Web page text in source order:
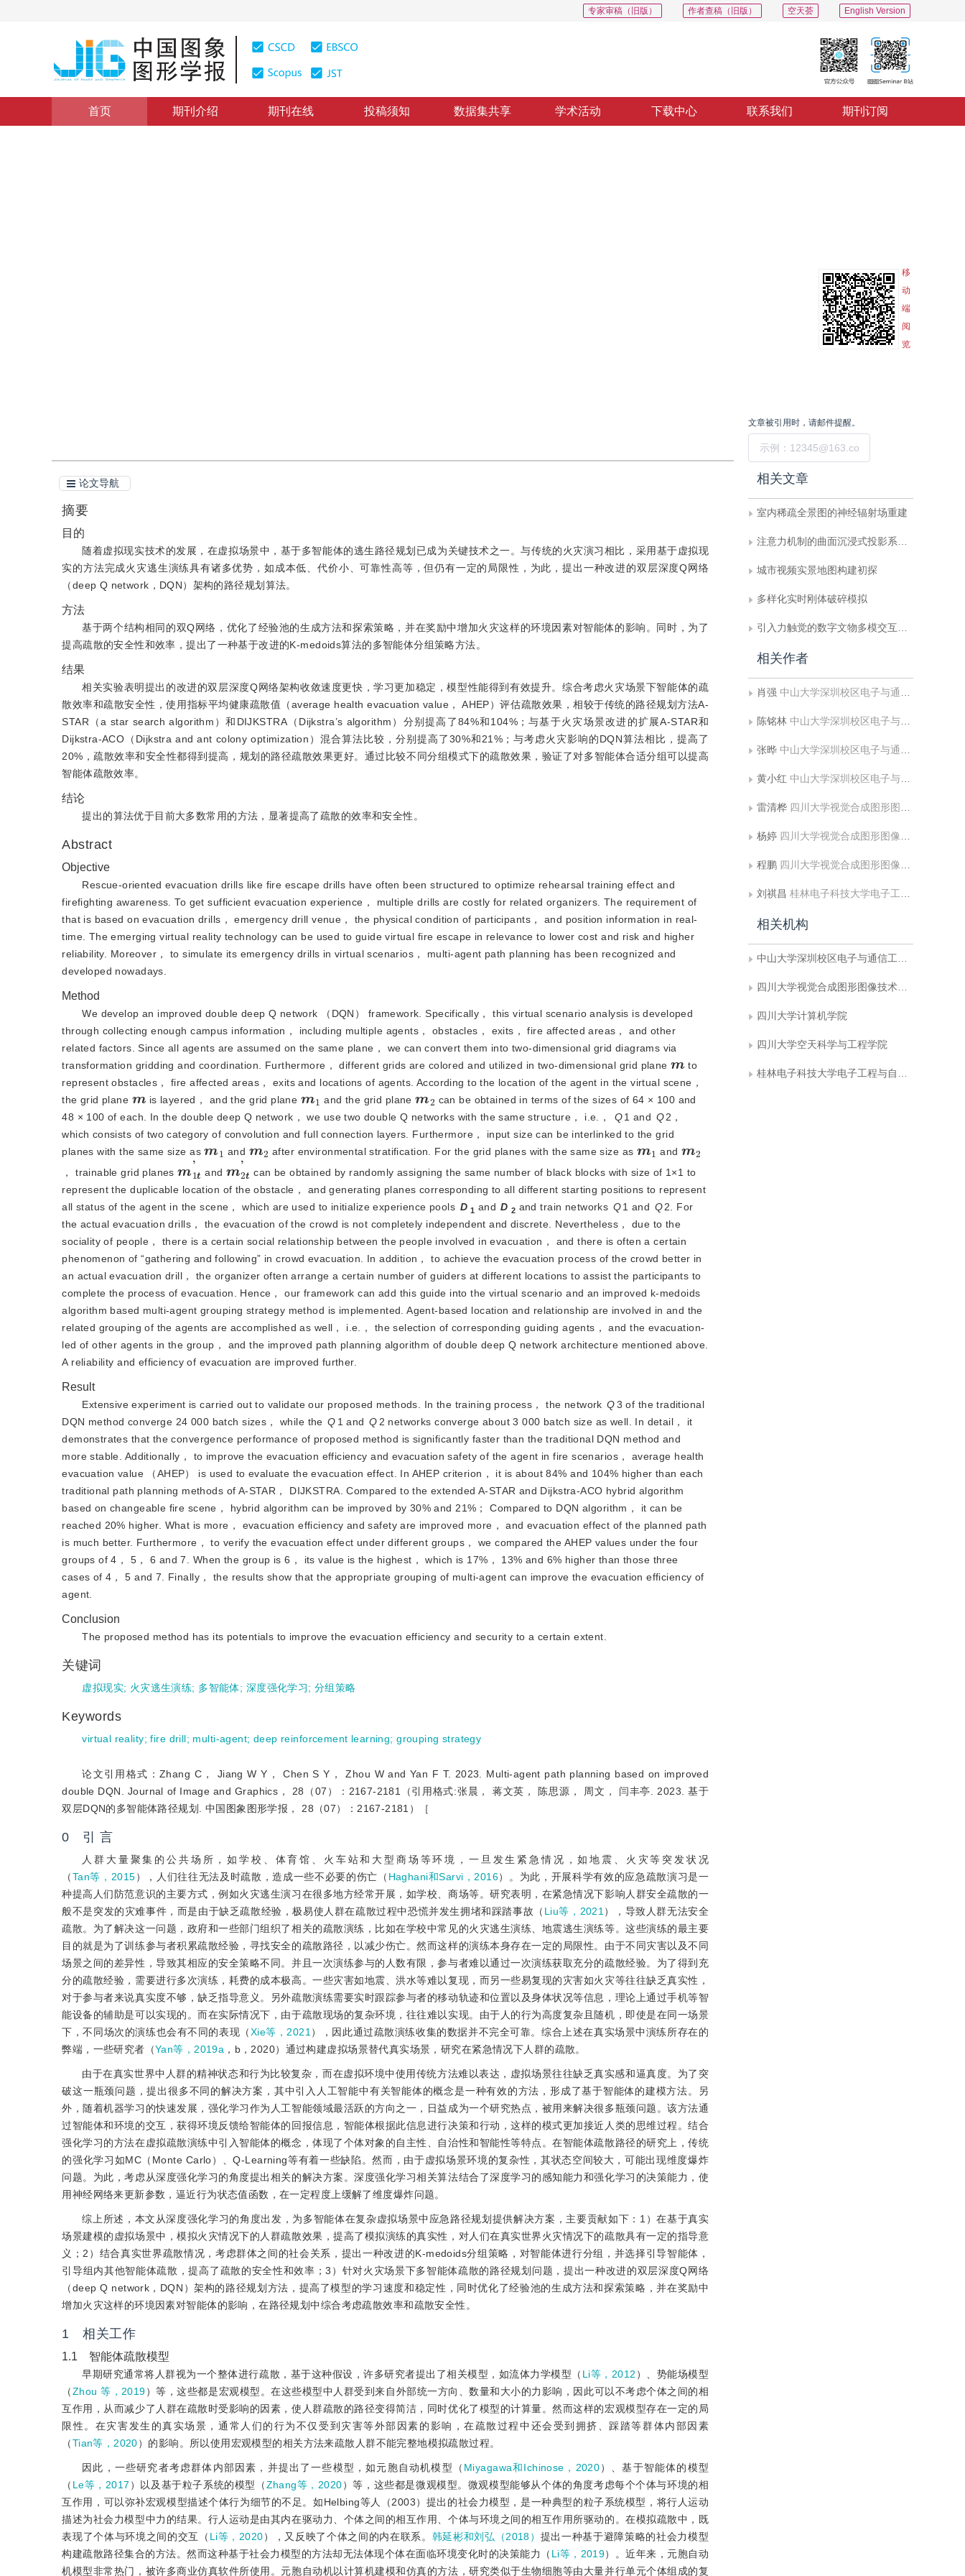
English Version
空天荟
作者查稿（旧版）
专家审稿（旧版）
首页 期刊介绍 期刊在线 投稿须知 数据集共享 学术活动 下载中心 联系我们 期刊订阅
移
动
端
阅
览
论文导航
摘要
目的
随着虚拟现实技术的发展，在虚拟场景中，基于多智能体的逃生路径规划已成为关键技术之一。与传统的火灾演习相比，采用基于虚拟现
实的方法完成火灾逃生演练具有诸多优势，如成本低、代价小、可靠性高等，但仍有一定的局限性，为此，提出一种改进的双层深度Q网络
（deep Q network，DQN）架构的路径规划算法。
方法
基于两个结构相同的双Q网络，优化了经验池的生成方法和探索策略，并在奖励中增加火灾这样的环境因素对智能体的影响。同时，为了
提高疏散的安全性和效率，提出了一种基于改进的K-medoids算法的多智能体分组策略方法。
结果
相关实验表明提出的改进的双层深度Q网络架构收敛速度更快，学习更加稳定，模型性能得到有效提升。综合考虑火灾场景下智能体的疏
散效率和疏散安全性，使用指标平均健康疏散值（average health evacuation value， AHEP）评估疏散效果，相较于传统的路径规划方法A-
STAR（a star search algorithm）和DIJKSTRA（Dijkstra’s algorithm）分别提高了84%和104%；与基于火灾场景改进的扩展A-STAR和
Dijkstra-ACO（Dijkstra and ant colony optimization）混合算法比较，分别提高了30%和21%；与考虑火灾影响的DQN算法相比，提高了
20%，疏散效率和安全性都得到提高，规划的路径疏散效果更好。通过比较不同分组模式下的疏散效果，验证了对多智能体合适分组可以提高
智能体疏散效率。
结论
提出的算法优于目前大多数常用的方法，显著提高了疏散的效率和安全性。
Abstract
Objective
Rescue-oriented evacuation drills like fire escape drills have often been structured to optimize rehearsal training effect and
firefighting awareness. To get sufficient evacuation experience， multiple drills are costly for related organizers. The requirement of
that is based on evacuation drills， emergency drill venue， the physical condition of participants， and position information in real-
time. The emerging virtual reality technology can be used to guide virtual fire escape in relevance to lower cost and risk and higher
reliability. Moreover， to simulate its emergency drills in virtual scenarios， multi-agent path planning has been recognized and
developed nowadays.
Method
We develop an improved double deep Q network （DQN） framework. Specifically， this virtual scenario analysis is developed
through collecting enough campus information， including multiple agents， obstacles， exits， fire affected areas， and other
related factors. Since all agents are assumed on the same plane， we can convert them into two-dimensional grid diagrams via
transformation gridding and coordination. Furthermore， different grids are colored and utilized in two-dimensional grid plane
to
represent obstacles， fire affected areas， exits and locations of agents. According to the location of the agent in the virtual scene，
the grid plane
is layered， and the grid plane and the grid plane
can be obtained in terms of the sizes of 64 × 100 and
48 × 100 of each. In the double deep Q network， we use two double Q networks with the same structure， i.e.，
Q1 and Q2，
which consists of two category of convolution and full connection layers. Furthermore， input size can be interlinked to the grid
planes with the same size as
m
and after environmental stratification. For the grid planes with the same size as
1
and
， trainable grid planes
1
and
2
can be obtained by randomly assigning the same number of black blocks with size of 1×1 to
represent the duplicable location of the obstacle， and generating planes corresponding to all different starting positions to represent
all status of the agent in the scene， which are used to initialize experience pools D 1 and D 2 and train networks Q1 and Q2. For
the actual evacuation drills， the evacuation of the crowd is not completely independent and discrete. Nevertheless， due to the
sociality of people， there is a certain social relationship between the people involved in evacuation， and there is often a certain
phenomenon of “gathering and following” in crowd evacuation. In addition， to achieve the evacuation process of the crowd better in
an actual evacuation drill， the organizer often arrange a certain number of guiders at different locations to assist the participants to
complete the process of evacuation. Hence， our framework can add this guide into the virtual scenario and an improved k-medoids
algorithm based multi-agent grouping strategy method is implemented. Agent-based location and relationship are involved in and the
related grouping of the agents are accomplished as well， i.e.， the selection of corresponding guiding agents， and the evacuation-
led of other agents in the group， and the improved path planning algorithm of double deep Q network architecture mentioned above.
A reliability and efficiency of evacuation are improved further.
Result
Extensive experiment is carried out to validate our proposed methods. In the training process， the network Q3 of the traditional
DQN method converge 24 000 batch sizes， while the Q 1 and Q 2 networks converge about 3 000 batch size as well. In detail， it
demonstrates that the convergence performance of proposed method is significantly faster than the traditional DQN method and
more stable. Additionally， to improve the evacuation efficiency and evacuation safety of the agent in fire scenarios， average health
evacuation value （AHEP） is used to evaluate the evacuation effect. In AHEP criterion， it is about 84% and 104% higher than each
traditional path planning methods of A-STAR， DIJKSTRA. Compared to the extended A-STAR and Dijkstra-ACO hybrid algorithm
based on changeable fire scene， hybrid algorithm can be improved by 30% and 21%； Compared to DQN algorithm， it can be
reached 20% higher. What is more， evacuation efficiency and safety are improved more， and evacuation effect of the planned path
is much better. Furthermore， to verify the evacuation effect under different groups， we compared the AHEP values under the four
groups of 4， 5， 6 and 7. When the group is 6， its value is the highest， which is 17%， 13% and 6% higher than those three
cases of 4， 5 and 7. Finally， the results show that the appropriate grouping of multi-agent can improve the evacuation efficiency of
agent.
Conclusion
The proposed method has its potentials to improve the evacuation efficiency and security to a certain extent.
关键词
虚拟现实; 火灾逃生演练; 多智能体; 深度强化学习;分组策略
Keywords
virtual reality;fire drill; multi-agent; deep reinforcement learning;grouping strategy
论文引用格式：Zhang C， Jiang W Y， Chen S Y， Zhou W and Yan F T. 2023. Multi-agent path planning based on improved
double DQN. Journal of Image and Graphics， 28（07）：2167-2181（引用格式:张晨， 蒋文英， 陈思源， 周文， 闫丰亭. 2023. 基于
双层DQN的多智能体路径规划. 中国图象图形学报， 28（07）：2167-2181）［
0 引 言
人群大量聚集的公共场所，如学校、体育馆、火车站和大型商场等环境，一旦发生紧急情况，如地震、火灾等突发状况
（Tan等，2015），人们往往无法及时疏散，造成一些不必要的伤亡（ Haghani和Sarvi，2016）。为此，开展科学有效的应急疏散演习是一
种提高人们防范意识的主要方式，例如火灾逃生演习在很多地方经常开展，如学校、商场等。研究表明，在紧急情况下影响人群安全疏散的一
般不是突发的灾难事件，而是由于缺乏疏散经验，极易使人群在疏散过程中恐慌并发生拥堵和踩踏事故（ Liu等，2021 ），导致人群无法安全
疏散。为了解决这一问题，政府和一些部门组织了相关的疏散演练，比如在学校中常见的火灾逃生演练、地震逃生演练等。这些演练的最主要
目的就是为了训练参与者积累疏散经验，寻找安全的疏散路径，以减少伤亡。然而这样的演练本身存在一定的局限性。由于不同灾害以及不同
场景之间的差异性，导致其相应的安全策略不同。并且一次演练参与的人数有限，参与者难以通过一次演练获取充分的疏散经验。为了得到充
分的疏散经验，需要进行多次演练，耗费的成本极高。一些灾害如地震、洪水等难以复现，而另一些易复现的灾害如火灾等往往缺乏真实性，
对于参与者来说真实度不够，缺乏指导意义。另外疏散演练需要实时跟踪参与者的移动轨迹和位置以及身体状况等信息，理论上通过手机等智
能设备的辅助是可以实现的。而在实际情况下，由于疏散现场的复杂环境，往往难以实现。由于人的行为高度复杂且随机，即使是在同一场景
下，不同场次的演练也会有不同的表现（Xie等，2021 ），因此通过疏散演练收集的数据并不完全可靠。综合上述在真实场景中演练所存在的
弊端，一些研究者（Yan等，2019a ，b，2020）通过构建虚拟场景替代真实场景，研究在紧急情况下人群的疏散。
由于在真实世界中人群的精神状态和行为比较复杂，而在虚拟环境中使用传统方法难以表达，虚拟场景往往缺乏真实感和逼真度。为了突
破这一瓶颈问题，提出很多不同的解决方案，其中引入人工智能中有关智能体的概念是一种有效的方法，形成了基于智能体的建模方法。另
外，随着机器学习的快速发展，强化学习作为人工智能领域最活跃的方向之一，日益成为一个研究热点，被用来解决很多瓶颈问题。该方法通
过智能体和环境的交互，获得环境反馈给智能体的回报信息，智能体根据此信息进行决策和行动，这样的模式更加接近人类的思维过程。结合
强化学习的方法在虚拟疏散演练中引入智能体的概念，体现了个体对象的自主性、自治性和智能性等特点。在智能体疏散路径的研究上，传统
的强化学习如MC（Monte Carlo）、Q-Learning等有着一些缺陷。然而，由于虚拟场景环境的复杂性，其状态空间较大，可能出现维度爆炸
问题。为此，考虑从深度强化学习的角度提出相关的解决方案。深度强化学习相关算法结合了深度学习的感知能力和强化学习的决策能力，使
用神经网络来更新参数，逼近行为状态值函数，在一定程度上缓解了维度爆炸问题。
综上所述，本文从深度强化学习的角度出发，为多智能体在复杂虚拟场景中应急路径规划提供解决方案，主要贡献如下：1）在基于真实
场景建模的虚拟场景中，模拟火灾情况下的人群疏散效果，提高了模拟演练的真实性，对人们在真实世界火灾情况下的疏散具有一定的指导意
义；2）结合真实世界疏散情况，考虑群体之间的社会关系，提出一种改进的K-medoids分组策略，对智能体进行分组，并选择引导智能体，
引导组内其他智能体疏散，提高了疏散的安全性和效率；3）针对火灾场景下多智能体疏散的路径规划问题，提出一种改进的双层深度Q网络
（deep Q network，DQN）架构的路径规划方法，提高了模型的学习速度和稳定性，同时优化了经验池的生成方法和探索策略，并在奖励中
增加火灾这样的环境因素对智能体的影响，在路径规划中综合考虑疏散效率和疏散安全性。
1 相关工作
1.1 智能体疏散模型
早期研究通常将人群视为一个整体进行疏散，基于这种假设，许多研究者提出了相关模型，如流体力学模型（ Li等，2012 ）、势能场模型
（Zhou 等，2019）等，这些都是宏观模型。在这些模型中人群受到来自外部统一方向、数量和大小的力影响，因此可以不考虑个体之间的相
互作用，从而减少了人群在疏散时受影响的因素，使人群疏散的路径变得简洁，同时优化了模型的计算量。然而这样的宏观模型存在一定的局
限性。在灾害发生的真实场景，通常人们的行为不仅受到灾害等外部因素的影响，在疏散过程中还会受到拥挤、踩踏等群体内部因素
（Tian等，2020）的影响。所以使用宏观模型的相关方法来疏散人群不能完整地模拟疏散过程。
因此，一些研究者考虑群体内部因素，并提出了一些模型，如元胞自动机模型（ Miyagawa和Ichinose，2020）、基于智能体的模型
（ Le等，2017 ）以及基于粒子系统的模型（Zhang等，2020）等，这些都是微观模型。微观模型能够从个体的角度考虑每个个体与环境的相
互作用，可以弥补宏观模型描述个体行为细节的不足。如Helbing等人（2003）提出的社会力模型，是一种典型的粒子系统模型，将行人运动
描述为社会力模型中力的结果。行人运动是由其内在驱动力、个体之间的相互作用、个体与环境之间的相互作用所驱动的。在模拟疏散中，既
表现了个体与环境之间的交互（ Li等，2020），又反映了个体之间的内在联系。 韩延彬和刘弘（2018） 提出一种基于避障策略的社会力模型
构建疏散路径集合的方法。然而这种基于社会力模型的方法却无法体现个体在面临环境变化时的决策能力（ Li等，2019）。近年来，元胞自动
机模型非常热门，被许多商业仿真软件所使用。元胞自动机以计算机建模和仿真的方法，研究类似于生物细胞等由大量并行单元个体组成的复
文章被引用时，请邮件提醒。
相关文章
室内稀疏全景图的神经辐射场重建
注意力机制的曲面沉浸式投影系统补偿
城市视频实景地图构建初探
多样化实时刚体破碎模拟
引入力触觉的数字文物多模交互方法
相关作者
肖强 中山大学深圳校区电子与通信工程学院
陈铭林 中山大学深圳校区电子与通信工程学院
张晔 中山大学深圳校区电子与通信工程学院
黄小红 中山大学深圳校区电子与通信工程学院
雷清桦 四川大学视觉合成图形图像技术国家级重点实验室;四川大学计算机学院
杨婷 四川大学视觉合成图形图像技术国家级重点实验室;四川大学计算机学院
程鹏 四川大学视觉合成图形图像技术国家级重点实验室;四川大学空天科学与工程学院
刘祺昌 桂林电子科技大学电子工程与自动化学院
相关机构
中山大学深圳校区电子与通信工程学院
四川大学视觉合成图形图像技术国家级重点实验室
四川大学计算机学院
四川大学空天科学与工程学院
桂林电子科技大学电子工程与自动化学院